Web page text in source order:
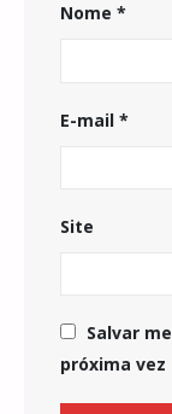
Nome *
E-mail *
Site
Salvar
próxima